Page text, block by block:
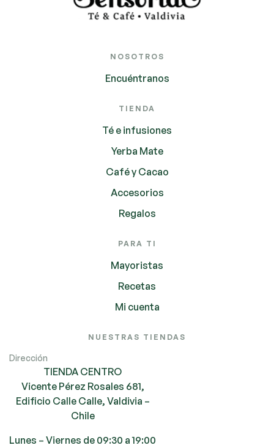
NOSOTROS
Encuéntranos
TIENDA
Té e infusiones
Yerba Mate
Café y Cacao
Accesorios
Regalos
PARA TI
Mayoristas
Recetas
Mi cuenta
NUESTRAS TIENDAS
Dirección
TIENDA CENTRO
Vicente Pérez Rosales 681,
Edificio Calle Calle, Valdivia –
Chile
Lunes – Viernes de 09:30 a 19:00